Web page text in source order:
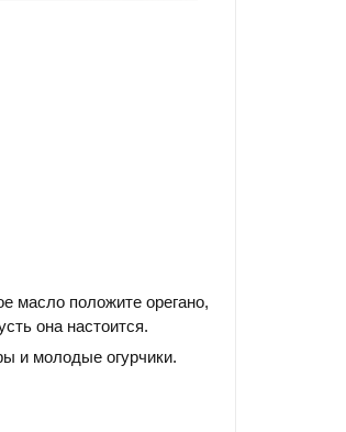
масло положите орегано,
она настоится.
и молодые огурчики.